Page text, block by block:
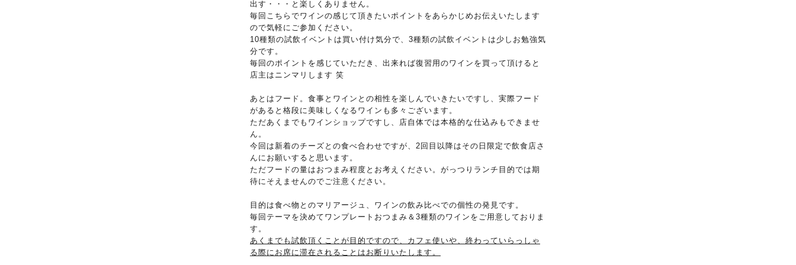
出す・・・と楽しくありません。
毎回こちらでワインの感じて頂きたいポイントをあらかじめお伝えいたします
ので気軽にご参加ください。
10種類の試飲イベントは買い付け気分で、3種類の試飲イベントは少しお勉強気
分です。
毎回のポイントを感じていただき、出来れば復習用のワインを買って頂けると
店主はニンマリします 笑
あとはフード。食事とワインとの相性を楽しんでいきたいですし、実際フード
があると格段に美味しくなるワインも多々ございます。
ただあくまでもワインショップですし、店自体では本格的な仕込みもできませ
ん。
今回は新着のチーズとの食べ合わせですが、2回目以降はその日限定で飲食店さ
んにお願いすると思います。
ただフードの量はおつまみ程度とお考えください。がっつりランチ目的では期
待にそえませんのでご注意ください。
目的は食べ物とのマリアージュ、ワインの飲み比べでの個性の発見です。
毎回テーマを決めてワンプレートおつまみ＆3種類のワインをご用意しておりま
す。
あくまでも試飲頂くことが目的ですので、カフェ使いや、終わっていらっしゃ
る際にお席に滞在されることはお断りいたします。